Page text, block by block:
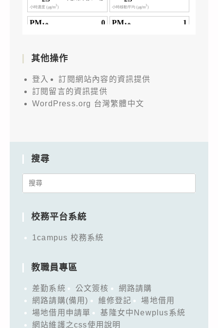
其他操作
登入
訂閱網站內容的資訊提供
訂閱留言的資訊提供
WordPress.org 台灣繁體中文
搜尋
Search
校務平台系統
1campus 校務系統
教職員專區
差勤系統 公文簽核
網路請購
網路請購(備用)
維修登記
場地借用
場地借用申請單
基隆女中Newplus系統
網站維護之css使用說明